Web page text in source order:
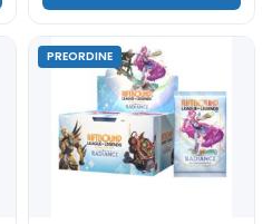
PREORDINE